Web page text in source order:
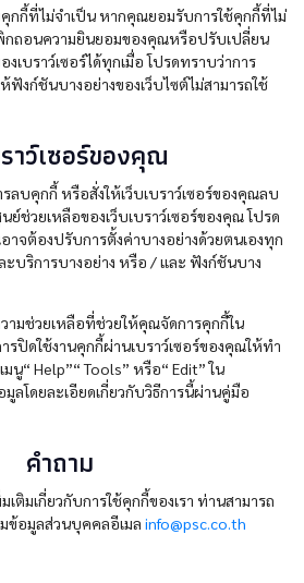
กกี้ที่ไม่จำเป็น หากคุณยอมรับการใช้คุกกี้ที่ไม่
กถอนความยินยอมของคุณหรือปรับเปลี่ยน
เบราว์เซอร์ได้ทุกเมื่อ โปรดทราบว่าการ
งก์ชันบางอย่างของเว็บไซต์ไม่สามารถใช้
าว์เซอร์ของคุณ
ลบคุกกี้ หรือสั่งให้เว็บเบราว์เซอร์ของคุณลบ
ช่วยเหลือของเว็บเบราว์เซอร์ของคุณ โปรด
จต้องปรับการตั้งค่าบางอย่างด้วยตนเองทุก
ะบริการบางอย่าง หรือ / และ ฟังก์ชันบาง
ามช่วยเหลือที่ช่วยให้คุณจัดการคุกกี้ใน
ปิดใช้งานคุกกี้ผ่านเบราว์เซอร์ของคุณให้ทำ
นู“ Help”“ Tools” หรือ“ Edit” ใน
ลโดยละเอียดเกี่ยวกับวิธีการนี้ผ่านคู่มือ
คำถาม
ติมเกี่ยวกับการใช้คุกกี้ของเรา ท่านสามารถ
ข้อมูลส่วนบุคคลอีเมล info@psc.co.th